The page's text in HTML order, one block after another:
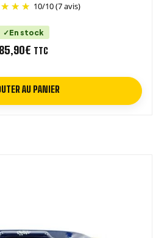
10/10(7 avis)
En stock
85,90€ TTC
AU PANIER